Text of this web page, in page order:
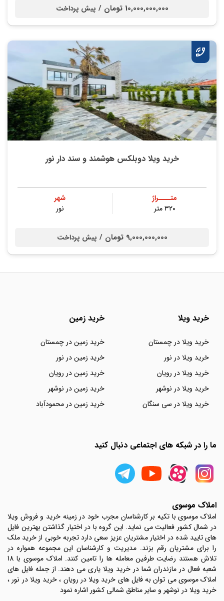
10,000,000,000 تومان / پیش پرداخت
خرید ویلا دوبلکس هوشمند و سند دار نور
متــــراژ
۳۲۰ متر
شهر
نور
9,000,000,000 تومان / پیش پرداخت
خرید ویلا
خرید ویلا در چمستان
خرید ویلا در نور
خرید ویلا در رویان
خرید ویلا در نوشهر
خرید ویلا در سی سنگان
خرید زمین
خرید زمین در چمستان
خرید زمین در نور
خرید زمین در رویان
خرید زمین در نوشهر
خرید زمین در محمودآباد
ما را در شبکه های اجتماعی دنبال کنید
املاک موسوی
املاک موسوی با تکیه بر کارشناسان مجرب خود در زمینه خرید و فروش ویلا
در شمال کشور فعالیت می نماید. این گروه با در اختیار گذاشتن بهترین فایل
های تایید شده در اختیار مشتریان عزیز سعی دارد تجربه خوبی از خرید ملک
را برای مشتریان رقم بزند. مدیریت و کارشناسان این مجموعه همواره در
تلاش هستند رضایت طرفین معامله ها را تامین کنند. املاک موسوی با 18
شعبه فعال در مازندران شما در خرید ویلا یاری می دهند. از جمله فایل های
املاک موسوی می توان به فایل های خرید ویلا در رویان ، خرید ویلا در نور ،
خرید ویلا در نوشهر و سایر مناطق شمالی کشور اشاره نمود